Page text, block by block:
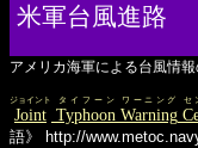
米軍台風進路
アメリカ海軍による台風情
Joint
ジョイント
Typhoon
タイフーン
Warning
ワーニング セ
語》
http://